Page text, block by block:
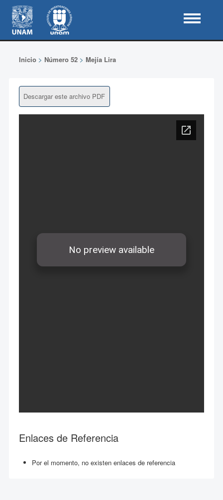
Inicio> Número 52> Mejía Lira
Descargar este archivo PDF
Enlaces de Referencia
Por el momento, no existen enlaces de referencia